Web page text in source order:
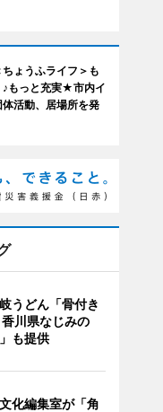
ょうふライフ＞も
♪もっと充実★市内イ
活動、居場所を発
うどん「骨付き
川県なじみの
も提供
化編集室が「角